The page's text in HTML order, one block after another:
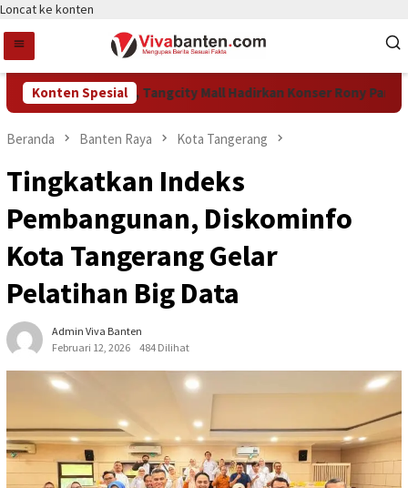
Loncat ke konten
Konten Spesial
HUT Ke-15, Tangcity Mall Hadirkan Konser Rony Parulian
Beranda Banten Raya Kota Tangerang
Tingkatkan Indeks
Pembangunan, Diskominfo
Kota Tangerang Gelar
Pelatihan Big Data
Admin Viva Banten
Februari 12, 2026
484 Dilihat